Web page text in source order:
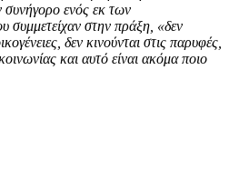
ενός εκ των
συμμετείχαν στην πράξη, «δεν
δεν κινούνται στις παρυφές,
και αυτό είναι ακόμα ποιο